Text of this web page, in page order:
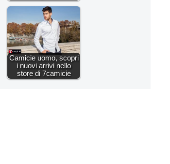
Camicie uomo, scopri
i nuovi arrivi nello
store di 7camicie